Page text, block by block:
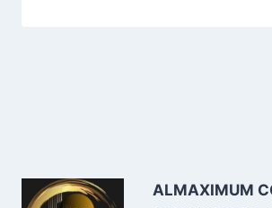
ALMAXIMUM